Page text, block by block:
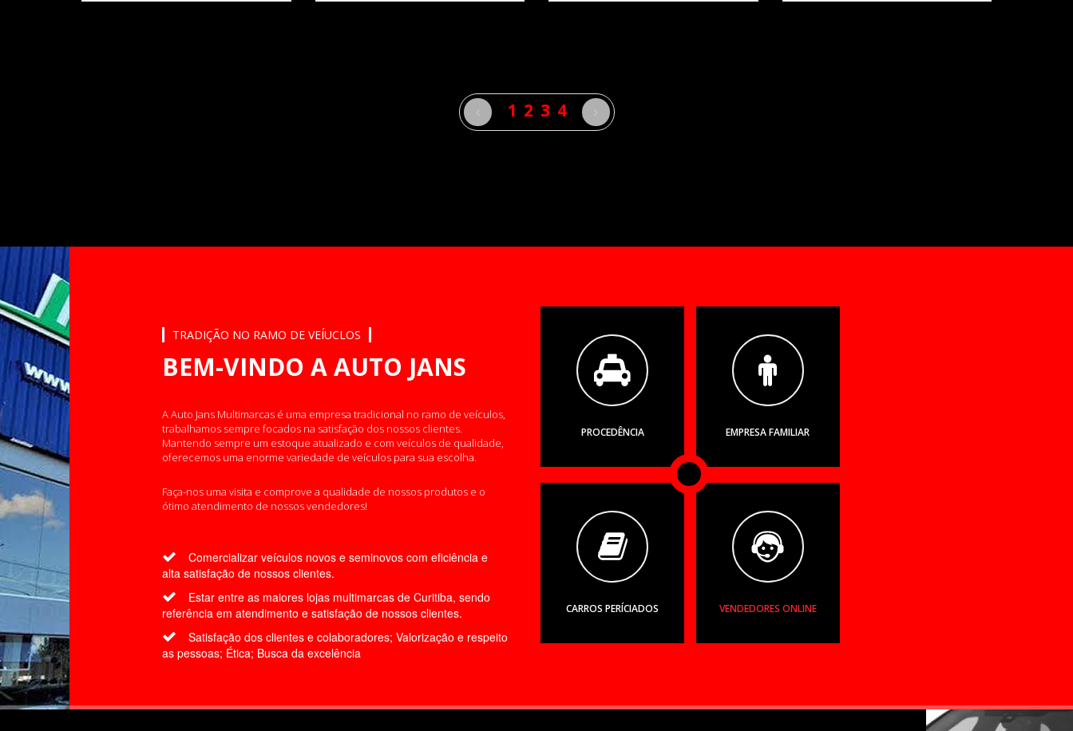
1 2 3 4
TRADIÇÃO NO RAMO DE VEÍUCLOS
BEM-VINDO A AUTO JANS
A Auto Jans Multimarcas é uma empresa tradicional no ramo de veículos,
trabalhamos sempre focados na satisfação dos nossos clientes.
Mantendo sempre um estoque atualizado e com veículos de qualidade,
oferecemos uma enorme variedade de veículos para sua escolha.
Faça-nos uma visita e comprove a qualidade de nossos produtos e o
ótimo atendimento de nossos vendedores!
Comercializar veículos novos e seminovos com eficiência e
alta satisfação de nossos clientes.
Estar entre as maiores lojas multimarcas de Curitiba, sendo
referência em atendimento e satisfação de nossos clientes.
Satisfação dos clientes e colaboradores; Valorização e respeito
as pessoas; Ética; Busca da excelência
PROCEDÊNCIA EMPRESA FAMILIAR
CARROS PERÍCIADOS VENDEDORES ONLINE